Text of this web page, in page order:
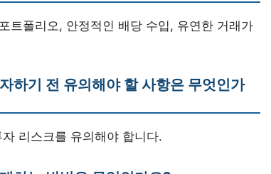
트폴리오, 안정적인 배당 수입, 유연한 거래가
하기 전 유의해야 할 사항은 무엇인가
리스크를 유의해야 합니다.